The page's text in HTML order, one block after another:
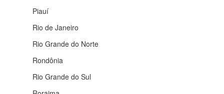
Piauí
Rio de Janeiro
Rio Grande do Norte
Rondônia
Rio Grande do Sul